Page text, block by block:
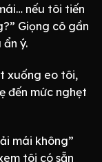
nếu tôi tiến
Giọng cô gần
ý.
xuống eo tôi,
đến mức nghẹt
mái không”
tôi có sẵn